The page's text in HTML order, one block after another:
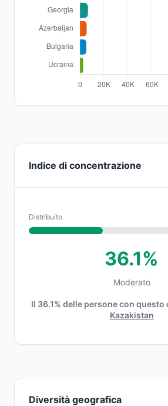
Indice di concentrazione
Distribuito
36.1%
Moderato
Il 36.1% delle persone con
Kazakistan
Diversità geografica